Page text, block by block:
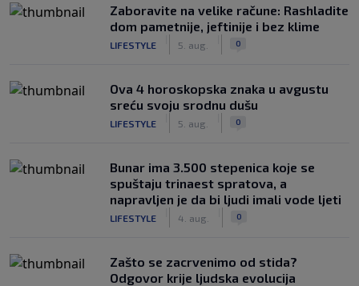
Zaboravite na velike račune: Rashladite
dom pametnije, jeftinije i bez klime
LIFESTYLE 5. aug. 0
Ova 4 horoskopska znaka u avgustu
sreću svoju srodnu dušu
LIFESTYLE 5. aug. 0
Bunar imа 3.500 stepenica koje se
spuštaju trinaest spratova, a
napravljen je da bi ljudi imali vode ljeti
LIFESTYLE 4. aug. 0
Zašto se zacrvenimo od stida?
Odgovor krije ljudska evolucija